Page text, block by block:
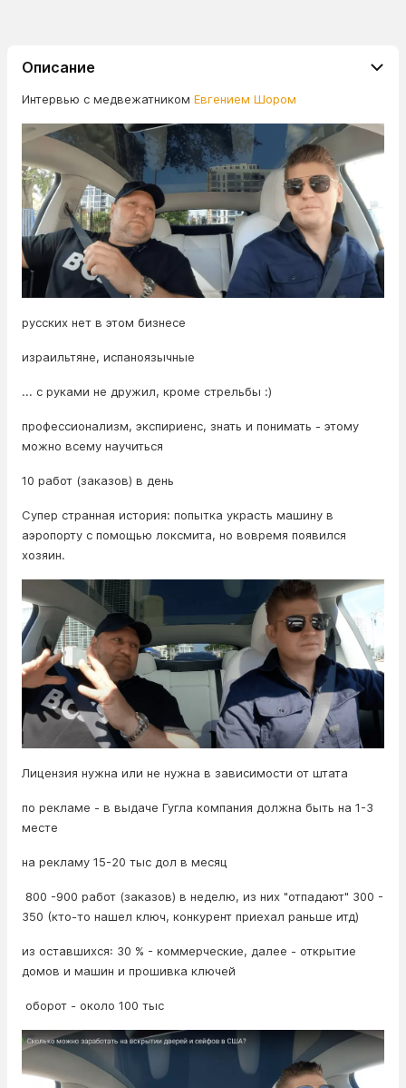
Описание
Интервью с медвежатником Eвгением Шором
русских нет в этом бизнесе
израильтяне, испаноязычные
... с руками не дружил, кроме стрельбы :)
профессионализм, экспириенс, знать и понимать - этому
можно всему научиться
10 работ (заказов) в день
Супер странная история: попытка украсть машину в
аэропорту с помощью локсмита, но вовремя появился
хозяин.
Лицензия нужна или не нужна в зависимости от штата
по рекламе - в выдаче Гугла компания должна быть на 1-3
месте
на рекламу 15-20 тыс дол в месяц
800 -900 работ (заказов) в неделю, из них "отпадают" 300 -
350 (кто-то нашел ключ, конкурент приехал раньше итд)
из оставшихся: 30 % - коммерческие, далее - открытие
домов и машин и прошивка ключей
оборот - около 100 тыс